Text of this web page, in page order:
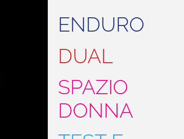
ENDURO
DUAL
SPAZIO
DONNA